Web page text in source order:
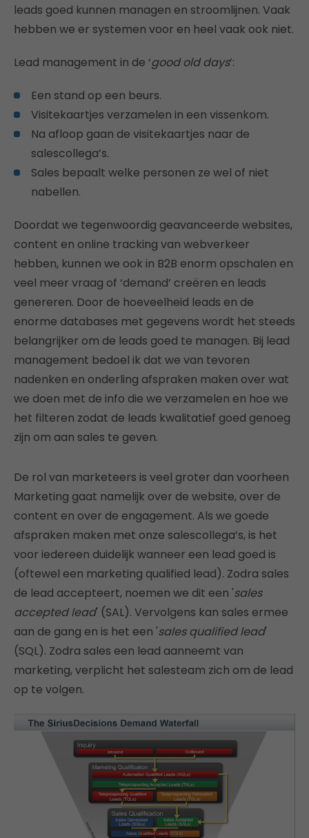
leads goed kunnen managen en stroomlijnen. Vaak
hebben we er systemen voor en heel vaak ook niet.
Lead management in de ‘good old days’:
Een stand op een beurs.
Visitekaartjes verzamelen in een vissenkom.
Na afloop gaan de visitekaartjes naar de
salescollega’s.
Sales bepaalt welke personen ze wel of niet
nabellen.
Doordat we tegenwoordig geavanceerde websites,
content en online tracking van webverkeer
hebben, kunnen we ook in B2B enorm opschalen en
veel meer vraag of ‘demand’ creëren en leads
genereren. Door de hoeveelheid leads en de
enorme databases met gegevens wordt het steeds
belangrijker om de leads goed te managen. Bij lead
management bedoel ik dat we van tevoren
nadenken en onderling afspraken maken over wat
we doen met de info die we verzamelen en hoe we
het filteren zodat de leads kwalitatief goed genoeg
zijn om aan sales te geven.
De rol van marketeers is veel groter dan voorheen
Marketing gaat namelijk over de website, over de
content en over de engagement. Als we goede
afspraken maken met onze salescollega’s, is het
voor iedereen duidelijk wanneer een lead goed is
(oftewel een marketing qualified lead). Zodra sales
de lead accepteert, noemen we dit een 'sales
accepted lead' (SAL). Vervolgens kan sales ermee
aan de gang en is het een 'sales qualified lead'
(SQL). Zodra sales een lead aanneemt van
marketing, verplicht het salesteam zich om de lead
op te volgen.